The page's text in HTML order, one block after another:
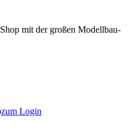
mit der großen Modellbau-
zum Login